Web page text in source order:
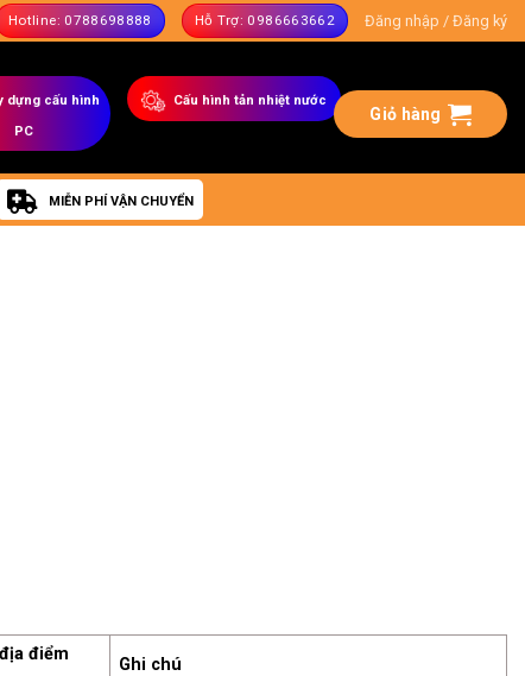
Hotline: 0788698888 Hỗ Trợ: 0986663662 Đăng nhập / Đăng ký
dựng cấu hình
PC
Cấu hình tản nhiệt nước
Giỏ hàng
MIỄN PHÍ VẬN CHUYỂN
điểm
Ghi chú